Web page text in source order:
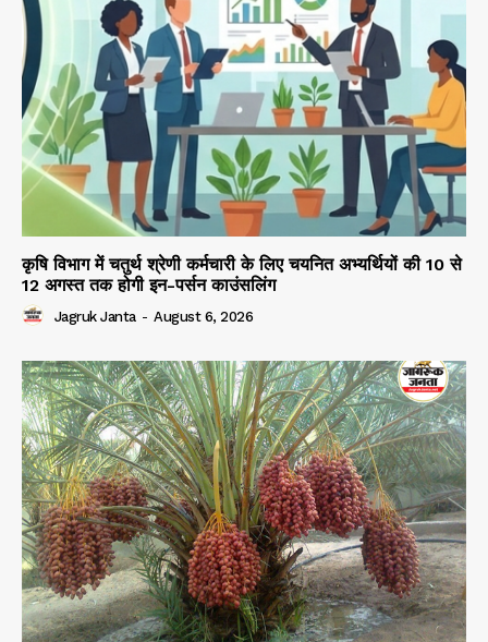
कृषि विभाग में चतुर्थ श्रेणी कर्मचारी के लिए चयनित अभ्यर्थियों की 10 से
12 अगस्त तक होगी इन-पर्सन काउंसलिंग
Jagruk Janta - August 6, 2026